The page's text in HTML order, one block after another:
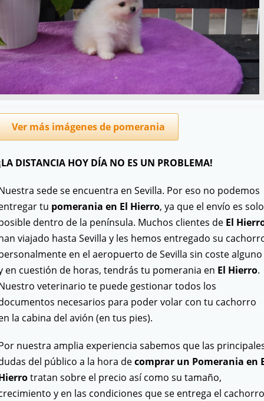
Ver más imágenes de pomerania
DISTANCIA HOY DÍA NO ES UN PROBLEMA!
sede se encuentra en Sevilla. Por eso no podemos
tu pomerania en El Hierro, ya que el envío es solo
dentro de la península. Muchos clientes de El
viajado hasta Sevilla y les hemos entregado su
en el aeropuerto de Sevilla sin coste alguno
en cuestión de horas, tendrás tu pomerania en El Hierro.
veterinario te puede gestionar todos los
necesarios para poder volar con tu cachorro
la cabina del avión (en tus pies).
nuestra amplia experiencia sabemos que las
del público a la hora decomprar un Pomerania en
tratan sobre el precio así como su tamaño,
y en las condiciones que se entrega el